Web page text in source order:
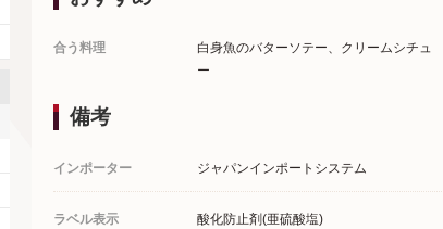
合う料理
白身魚のバターソテー、クリームシチュ
ー
備考
インポーター ジャパンインポートシステム
ラベル表示 酸化防止剤(亜硫酸塩)